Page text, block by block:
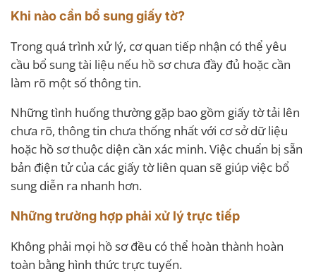
Khi nào cần bổ sung giấy tờ?
Trong quá trình xử lý, cơ quan tiếp nhận có thể yêu
cầu bổ sung tài liệu nếu hồ sơ chưa đầy đủ hoặc cần
làm rõ một số thông tin.
Những tình huống thường gặp bao gồm giấy tờ tải lên
chưa rõ, thông tin chưa thống nhất với cơ sở dữ liệu
hoặc hồ sơ thuộc diện cần xác minh. Việc chuẩn bị sẵn
bản điện tử của các giấy tờ liên quan sẽ giúp việc bổ
sung diễn ra nhanh hơn.
Những trường hợp phải xử lý trực tiếp
Không phải mọi hồ sơ đều có thể hoàn thành hoàn
toàn bằng hình thức trực tuyến.